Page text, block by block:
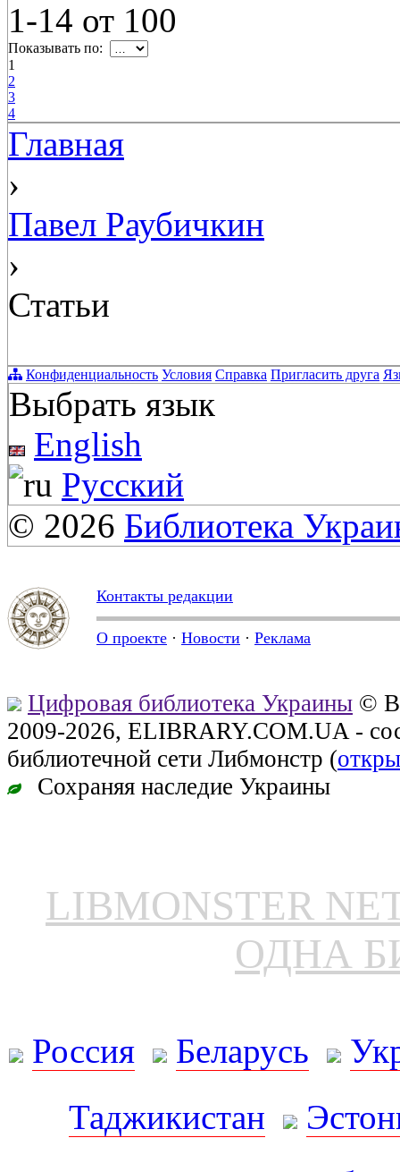
1-14 от 100
Показывать по:
1
2
3
4
Главная
›
Павел Раубичкин
›
Статьи
Конфиденциальность Условия Справка Пригласить друга
Выбрать язык
English
Русский
© 2026 Библиотека
Контакты редакции
О проекте · Новости · Реклама
Цифровая библиотека Украины ©
2009-2026, ELIBRARY.COM.UA -
библиотечной сети Либмонстр (
Сохраняя наследие Украины
LIBMONSTER
ОДНА
Россия Беларусь
Таджикистан